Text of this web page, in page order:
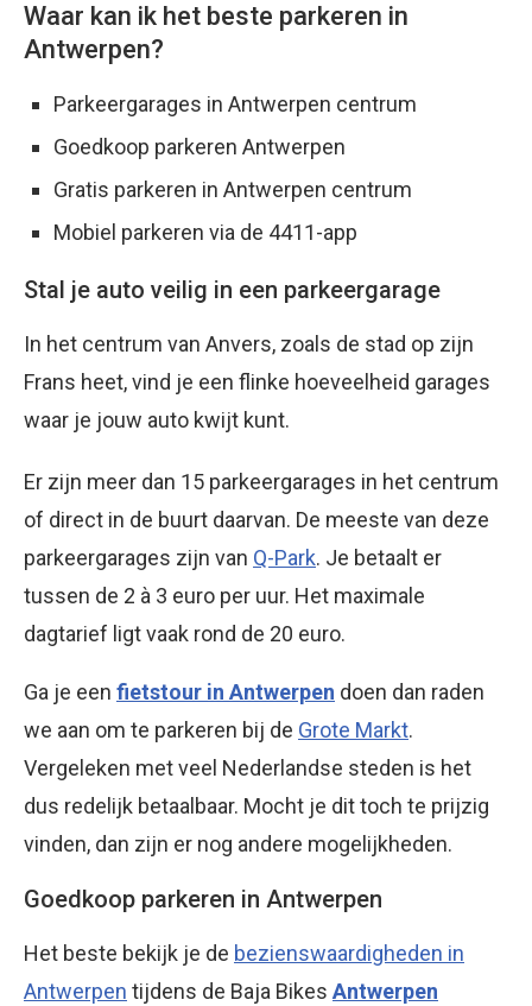
Waar kan ik het beste parkeren in
Antwerpen?
Parkeergarages in Antwerpen centrum
Goedkoop parkeren Antwerpen
Gratis parkeren in Antwerpen centrum
Mobiel parkeren via de 4411-app
Stal je auto veilig in een parkeergarage
In het centrum van Anvers, zoals de stad op zijn
Frans heet, vind je een flinke hoeveelheid garages
waar je jouw auto kwijt kunt.
Er zijn meer dan 15 parkeergarages in het centrum
of direct in de buurt daarvan. De meeste van deze
parkeergarages zijn van Q-Park. Je betaalt er
tussen de 2 à 3 euro per uur. Het maximale
dagtarief ligt vaak rond de 20 euro.
Ga je een fietstour in Antwerpen doen dan raden
we aan om te parkeren bij de Grote Markt.
Vergeleken met veel Nederlandse steden is het
dus redelijk betaalbaar. Mocht je dit toch te prijzig
vinden, dan zijn er nog andere mogelijkheden.
Goedkoop parkeren in Antwerpen
Het beste bekijk je de bezienswaardigheden in
Antwerpen tijdens de Baja Bikes Antwerpen